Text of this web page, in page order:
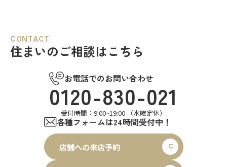
CONTACT
住まいのご相談はこちら
お電話でのお問い合わせ
0120-830-021
受付時間：9:00~19:00 （水曜定休）
各種フォームは24時間受付中！
店舗への来店予約